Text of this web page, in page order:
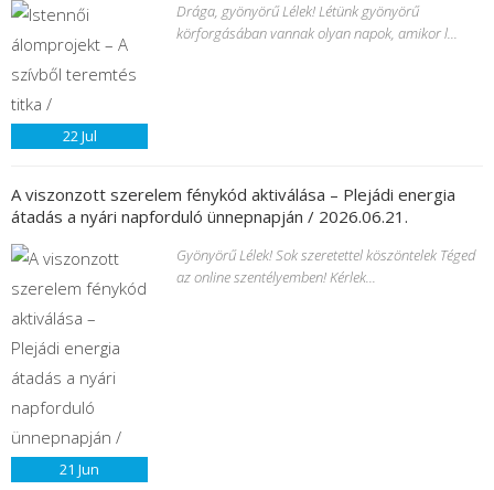
22Jul
Drága, gyönyörű Lélek! Létünk gyönyörű
körforgásában vannak olyan napok, amikor l...
A viszonzott szerelem fénykód aktiválása – Plejádi energia
átadás a nyári napforduló ünnepnapján / 2026.06.21.
21 Jun
Gyönyörű Lélek! Sok szeretettel köszöntelek Téged
az online szentélyemben! Kérlek...